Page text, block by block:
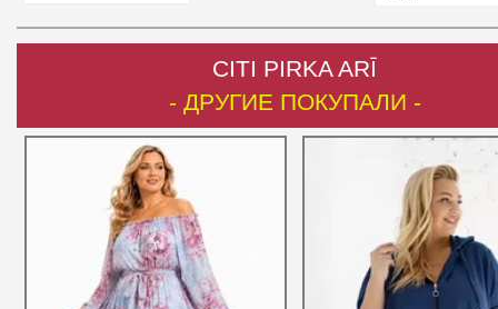
CITI PIRKA ARĪ
- ДРУГИЕ ПОКУПАЛИ -